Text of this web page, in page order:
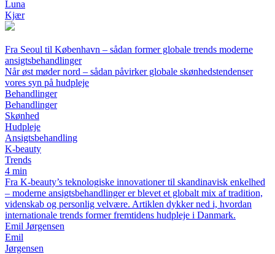
Luna
Kjær
Fra Seoul til København – sådan former globale trends moderne
ansigtsbehandlinger
Når øst møder nord – sådan påvirker globale skønhedstendenser
vores syn på hudpleje
Behandlinger
Behandlinger
Skønhed
Hudpleje
Ansigtsbehandling
K-beauty
Trends
4 min
Fra K-beauty’s teknologiske innovationer til skandinavisk enkelhed
– moderne ansigtsbehandlinger er blevet et globalt mix af tradition,
videnskab og personlig velvære. Artiklen dykker ned i, hvordan
internationale trends former fremtidens hudpleje i Danmark.
Emil Jørgensen
Emil
Jørgensen